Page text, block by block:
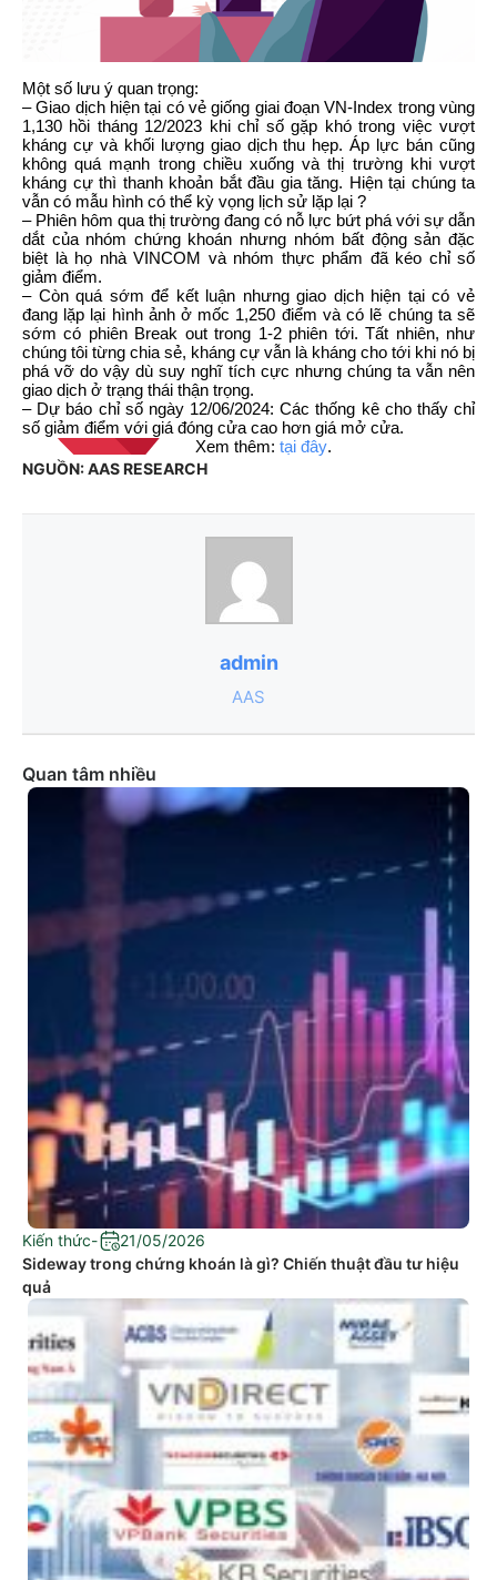
Một số lưu ý quan trọng:
– Giao dịch hiện tại có vẻ giống giai đoạn VN-Index trong vùng
1,130 hồi tháng 12/2023 khi chỉ số gặp khó trong việc vượt
kháng cự và khối lượng giao dịch thu hẹp. Áp lực bán cũng
không quá mạnh trong chiều xuống và thị trường khi vượt
kháng cự thì thanh khoản bắt đầu gia tăng. Hiện tại chúng ta
vẫn có mẫu hình có thể kỳ vọng lịch sử lặp lại ?
– Phiên hôm qua thị trường đang có nỗ lực bứt phá với sự dẫn
dắt của nhóm chứng khoán nhưng nhóm bất động sản đặc
biệt là họ nhà VINCOM và nhóm thực phẩm đã kéo chỉ số
giảm điểm.
– Còn quá sớm để kết luận nhưng giao dịch hiện tại có vẻ
đang lặp lại hình ảnh ở mốc 1,250 điểm và có lẽ chúng ta sẽ
sớm có phiên Break out trong 1-2 phiên tới. Tất nhiên, như
chúng tôi từng chia sẻ, kháng cự vẫn là kháng cho tới khi nó bị
phá vỡ do vậy dù suy nghĩ tích cực nhưng chúng ta vẫn nên
giao dịch ở trạng thái thận trọng.
– Dự báo chỉ số ngày 12/06/2024: Các thống kê cho thấy chỉ
số giảm điểm với giá đóng cửa cao hơn giá mở cửa.
Xem thêm:tại đây.
NGUỒN: AAS RESEARCH
admin
AAS
Quan tâm nhiều
Kiến thức-
21/05/2026
Sideway trong chứng khoán là gì? Chiến thuật đầu tư hiệu
quả